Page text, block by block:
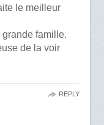
le meilleur
grande famille.
de la voir
REPLY